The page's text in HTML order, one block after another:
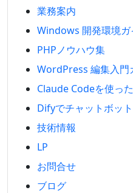
業務案内
Windows 開発環境ガ
PHPノウハウ集
WordPress 編集入門
Claude Codeを使っ
Difyでチャットボッ
技術情報
LP
お問合せ
ブログ